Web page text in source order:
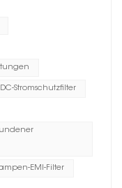
DC-Stromschutzfilter
EMI-Filter